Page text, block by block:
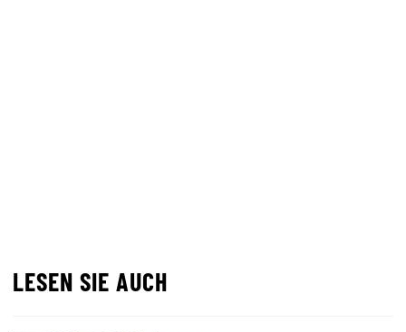
LESEN SIE AUCH